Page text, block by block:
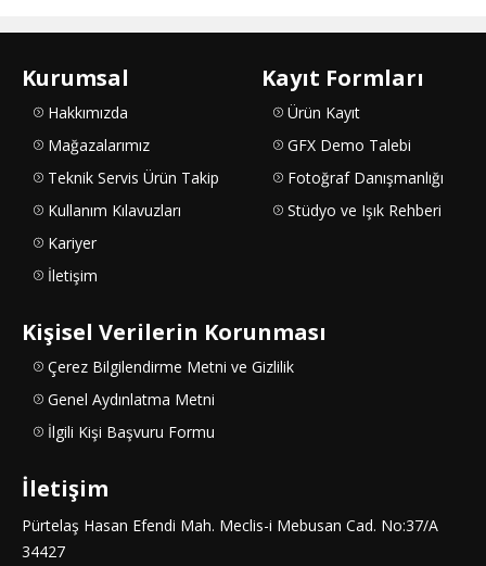
Kurumsal
Hakkımızda
Mağazalarımız
Teknik Servis Ürün Takip
Kullanım Kılavuzları
Kariyer
İletişim
Kayıt Formları
Ürün Kayıt
GFX Demo Talebi
Fotoğraf Danışmanlığı
Stüdyo ve Işık Rehberi
Kişisel Verilerin Korunması
Çerez Bilgilendirme Metni ve Gizlilik
Genel Aydınlatma Metni
İlgili Kişi Başvuru Formu
İletişim
Pürtelaş Hasan Efendi Mah. Meclis-i Mebusan Cad. No:37/A
34427